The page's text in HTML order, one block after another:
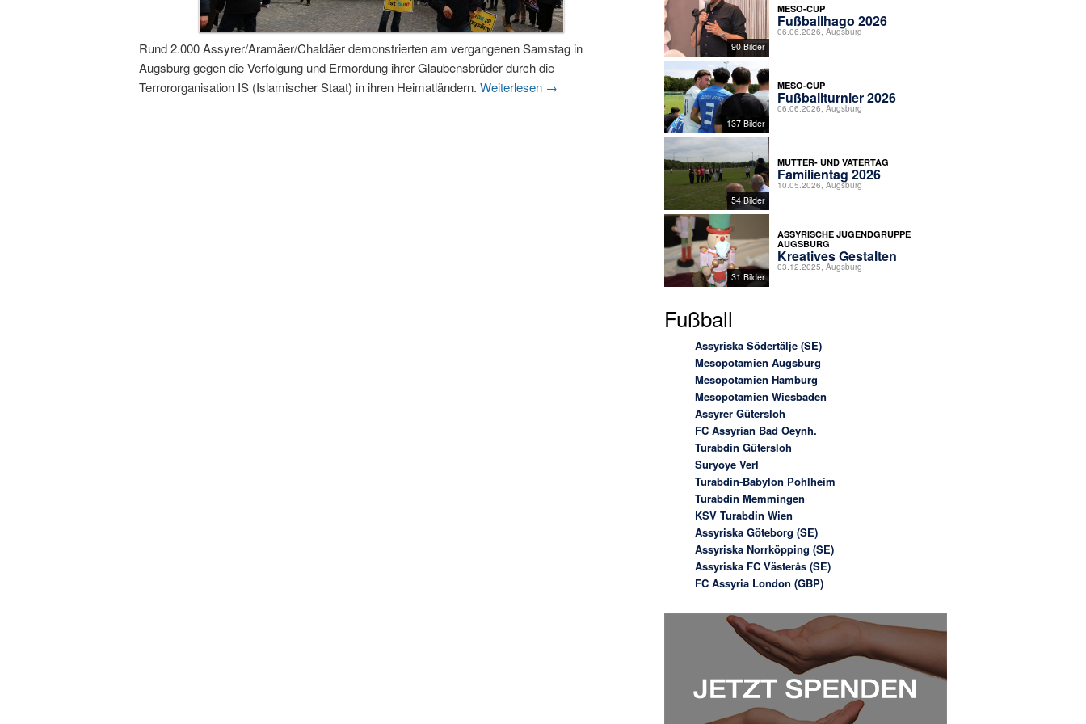
Rund 2.000 Assyrer/Aramäer/Chaldäer demonstrierten am vergangenen Samstag in
Augsburg gegen die Verfolgung und Ermordung ihrer Glaubensbrüder durch die
Terrororganisation IS (Islamischer Staat) in ihren Heimatländern. Weiterlesen →
90 Bilder
MESO-CUP
Fußballhago 2026
06.06.2026, Augsburg
137 Bilder
MESO-CUP
Fußballturnier 2026
06.06.2026, Augsburg
54 Bilder
MUTTER- UND VATERTAG
Familientag 2026
10.05.2026, Augsburg
31 Bilder
ASSYRISCHE JUGENDGRUPPE
AUGSBURG
Kreatives Gestalten
03.12.2025, Augsburg
Fußball
Assyriska Södertälje (SE)
Mesopotamien Augsburg
Mesopotamien Hamburg
Mesopotamien Wiesbaden
Assyrer Gütersloh
FC Assyrian Bad Oeynh.
Turabdin Gütersloh
Suryoye Verl
Turabdin-Babylon Pohlheim
Turabdin Memmingen
KSV Turabdin Wien
Assyriska Göteborg (SE)
Assyriska Norrköpping (SE)
Assyriska FC Västerås (SE)
FC Assyria London (GBP)